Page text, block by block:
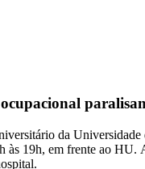
da
19h, em frente ao